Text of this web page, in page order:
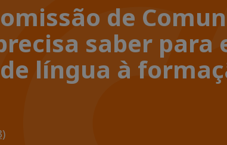
de
saber para
língua à